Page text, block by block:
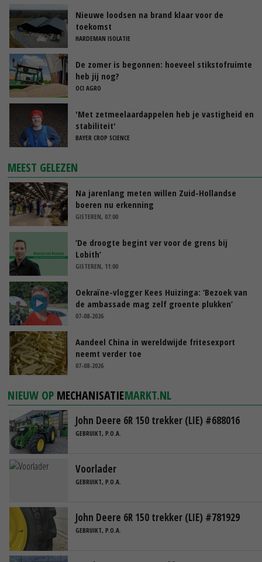
Nieuwe loodsen na brand klaar voor de
toekomst
HARDEMAN ISOLATIE
De zomer is begonnen: hoeveel stikstofruimte
heb jij nog?
OCI AGRO
'Met zetmeelaardappelen heb je vastigheid en
stabiliteit'
BAYER CROP SCIENCE
MEEST GELEZEN
Na jarenlang meten willen Zuid-Hollandse
boeren nu erkenning
GISTEREN, 07:00
‘De droogte begint ver voor de grens bij
Lobith’
GISTEREN, 11:00
Oekraïne-vlogger Kees Huizinga: ‘Bezoek van
de ambassade mag zelf groente plukken’
07-08-2026
Aandeel China in wereldwijde fritesexport
neemt verder toe
07-08-2026
NIEUW OP MECHANISATIEMARKT.NL
John Deere 6R 150 trekker (LIE) #688016
GEBRUIKT, P.O.A.
Voorlader
GEBRUIKT, P.O.A.
John Deere 6R 150 trekker (LIE) #781929
GEBRUIKT, P.O.A.